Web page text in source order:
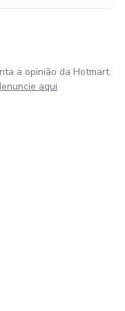
a opinião da Hotmart.
aqui